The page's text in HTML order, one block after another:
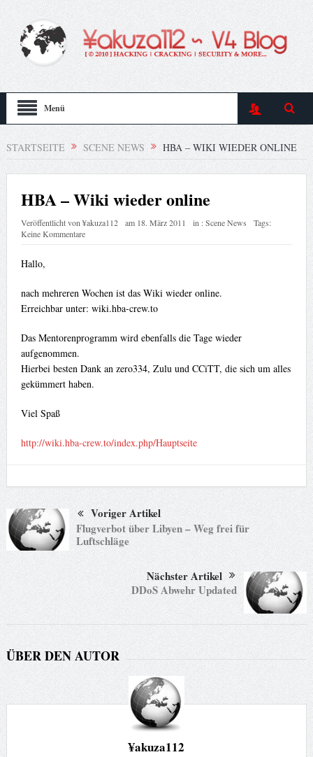
Menü
STARTSEITE SCENE NEWS HBA – WIKI WIEDER ONLINE
HBA – Wiki wieder online
Veröffentlicht von¥akuza112 am 18. März 2011 in :Scene News
Tags:
Keine Kommentare
Hallo,
nach mehreren Wochen ist das Wiki wieder online.
Erreichbar unter: wiki.hba-crew.to
Das Mentorenprogramm wird ebenfalls die Tage wieder
aufgenommen.
Hierbei besten Dank an zero334, Zulu und CCiTT, die sich um alles
gekümmert haben.
Viel Spaß
http://wiki.hba-crew.to/index.php/Hauptseite
Voriger Artikel
Flugverbot über Libyen – Weg frei für
Luftschläge
Nächster Artikel
DDoS Abwehr Updated
ÜBER DEN AUTOR
¥akuza112